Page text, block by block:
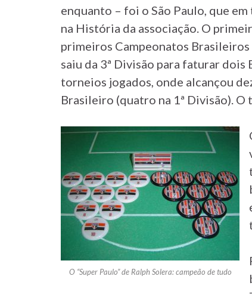
enquanto – foi o São Paulo, que
na História da associação. O
primeiros Campeonatos Brasileiros
saiu da 3ª Divisão para faturar
torneios jogados, onde alcançou
Brasileiro (quatro na 1ª Divisão). O
O “Super Paulo” de Ralph Solera: campeão de tudo